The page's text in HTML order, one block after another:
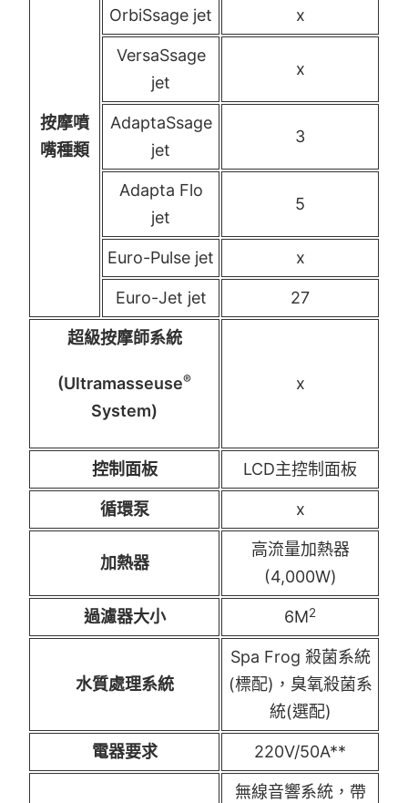
按摩噴
嘴種類
OrbiSsage jet x
VersaSsage
jet
x
AdaptaSsage
jet
3
Adapta Flo
jet
5
Euro-Pulse jet x
Euro-Jet jet 27
超級按摩師系統
(Ultramasseuse®
System)
x
控制面板 LCD主控制面板
循環泵 x
加熱器
高流量加熱器
(4,000W)
過濾器大小 6M2
水質處理系統
Spa Frog 殺菌系統
(標配)，臭氧殺菌系
統(選配)
電器要求 220V/50A**
無線音響系統，帶